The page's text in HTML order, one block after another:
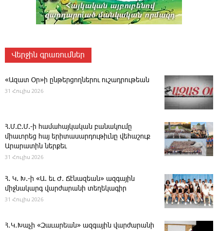
Վերջին գրառումներ
«Ազատ Օր»ի ընթերցողներու ուշադրութեան
31 Հուլիս 2026
Հ.Մ.Ը.Մ.-ի համահայկական բանակումը
միաւորեց հայ երիտասարդութիւնը վեհաշուք
Արարատին ներքեւ
31 Հուլիս 2026
Հ. Կ. Խ.-ի «Ա. եւ Ժ. ­Ճէնազեան» ազգային
միջնակարգ վարժարանի տեղեկագիր
31 Հուլիս 2026
Հ․Կ․Խաչի «Զաւարեան» ազգային վարժարանի